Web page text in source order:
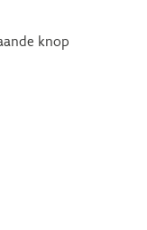
knop